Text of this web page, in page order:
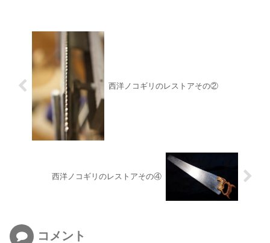
西洋ノコギリのレストアその②
西洋ノコギリのレストアその④
コメント